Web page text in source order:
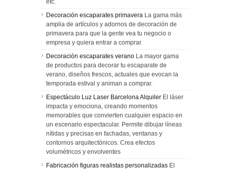
etc.
Decoración escaparates primavera La gama más
amplia de artículos y adornos de decoración de
primavera para que la gente vea tu negocio o
empresa y quiera entrar a comprar.
Decoración escaparates verano La mayor gama
de productos para decorar tu escaparate de
verano, diseños frescos, actuales que evocan la
temporada estival y animan a comprar.
Espectáculo Luz Laser Barcelona Alquiler El láser
impacta y emociona, creando momentos
memorables que convierten cualquier espacio en
un escenario espectacular. Permite dibujar líneas
nítidas y precisas en fachadas, ventanas y
contornos arquitectónicos. Crea efectos
volumétricos y envolventes
Fabricación figuras realistas personalizadas El